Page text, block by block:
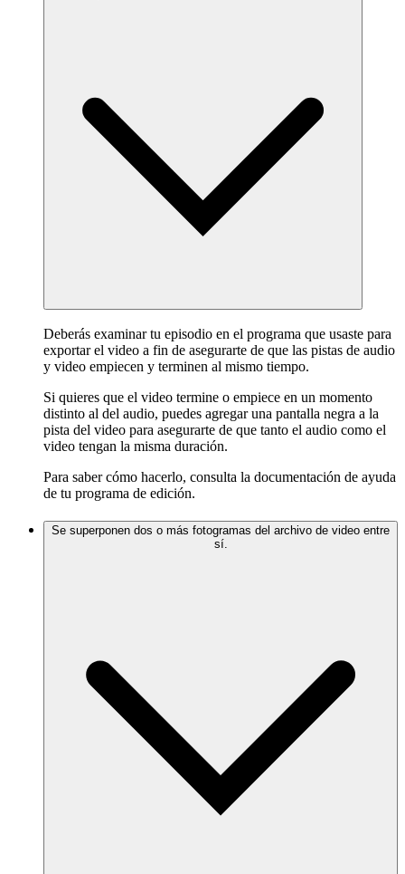
Deberás examinar tu episodio en el programa que usaste para
exportar el video a fin de asegurarte de que las pistas de audio
y video empiecen y terminen al mismo tiempo.
Si quieres que el video termine o empiece en un momento
distinto al del audio, puedes agregar una pantalla negra a la
pista del video para asegurarte de que tanto el audio como el
video tengan la misma duración.
Para saber cómo hacerlo, consulta la documentación de ayuda
de tu programa de edición.
Se superponen dos o más fotogramas del archivo de video entre
sí.